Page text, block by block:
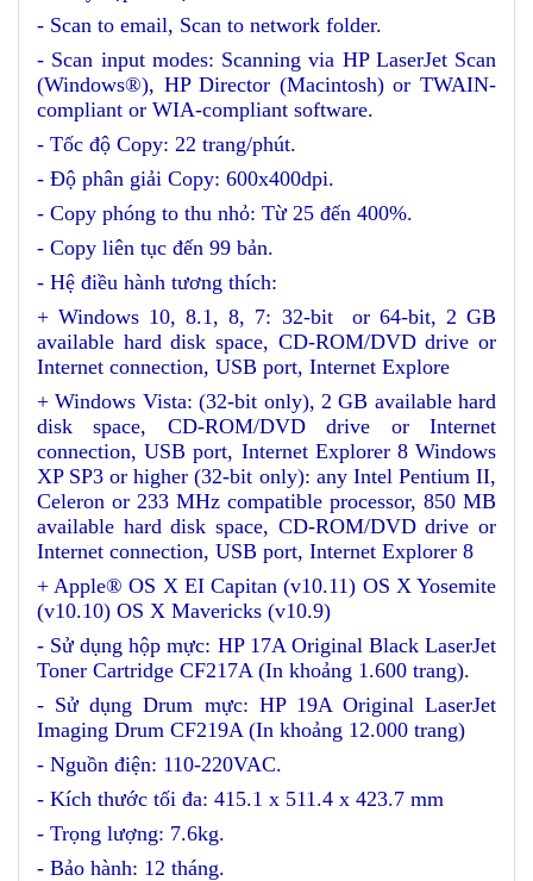
- Scan to email, Scan to network folder.
- Scan input modes: Scanning via HP LaserJet Scan
(Windows®), HP Director (Macintosh) or TWAIN-
compliant or WIA-compliant software.
- Tốc độ Copy: 22 trang/phút.
- Độ phân giải Copy: 600x400dpi.
- Copy phóng to thu nhỏ: Từ 25 đến 400%.
- Copy liên tục đến 99 bản.
- Hệ điều hành tương thích:
+ Windows 10, 8.1, 8, 7: 32-bit or 64-bit, 2 GB
available hard disk space, CD-ROM/DVD drive or
Internet connection, USB port, Internet Explore
+ Windows Vista: (32-bit only), 2 GB available hard
disk space, CD-ROM/DVD drive or Internet
connection, USB port, Internet Explorer 8 Windows
XP SP3 or higher (32-bit only): any Intel Pentium II,
Celeron or 233 MHz compatible processor, 850 MB
available hard disk space, CD-ROM/DVD drive or
Internet connection, USB port, Internet Explorer 8
+ Apple® OS X EI Capitan (v10.11) OS X Yosemite
(v10.10) OS X Mavericks (v10.9)
- Sử dụng hộp mực: HP 17A Original Black LaserJet
Toner Cartridge CF217A (In khoảng 1.600 trang).
- Sử dụng Drum mực: HP 19A Original LaserJet
Imaging Drum CF219A (In khoảng 12.000 trang)
- Nguồn điện: 110-220VAC.
- Kích thước tối đa: 415.1 x 511.4 x 423.7 mm
- Trọng lượng: 7.6kg.
- Bảo hành: 12 tháng.